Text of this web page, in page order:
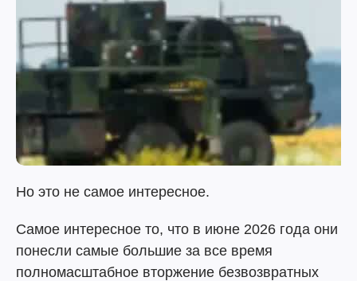
Но это не самое интересное.
Самое интересное то, что в июне 2026 года они
понесли самые большие за все время
полномасштабное вторжение безвозвратных